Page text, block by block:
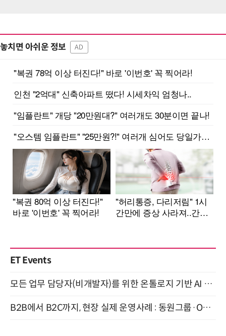
놓치면 아쉬운 정보 AD
ET Events
모든 업무 담당자(비개발자)를 위한 온톨로지 기반 AI 지식체계 설계 1-day 워크숍 8월 20일 개최
B2B에서 B2C까지, 현장 실제 운영사례 : 동원그룹·OCI·다이닝브랜즈그룹·당근 (8/27)